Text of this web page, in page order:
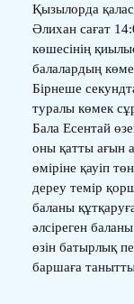
Қызылорда
Әлихан сағат
көшесінің
балалардың
Бірнеше
туралы көмек
Бала Есентай
оны қатты ағын
өміріне қауіп
дереу темір
баланы
әлсіреген
өзін батырлық
баршаға